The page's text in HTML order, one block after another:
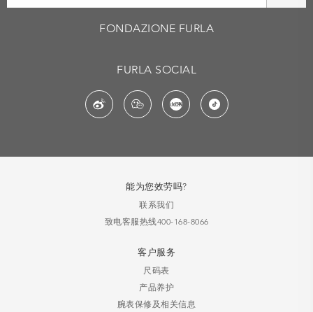
FONDAZIONE FURLA
FURLA SOCIAL
能为您效劳吗?
联系我们
致电客服热线400-168-8066
客户服务
尺码表
产品养护
腕表保修及相关信息